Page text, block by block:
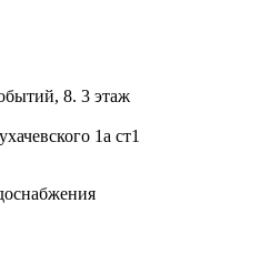
8. 3 этаж
1а ст1